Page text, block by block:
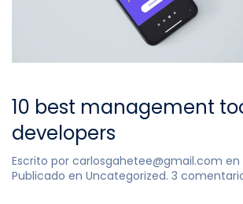
10 best management
developers
Escrito por carlosgahetee@gmail.com en
Publicado en Uncategorized. 3